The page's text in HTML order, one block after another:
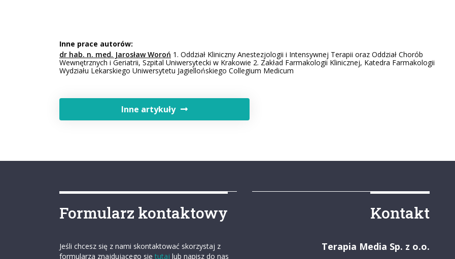
Inne prace autorów:
dr hab. n. med. Jarosław Woroń 1. Oddział Kliniczny Anestezjologii i Intensywnej Terapii oraz Oddział Chorób
Wewnętrznych i Geriatrii, Szpital Uniwersytecki w Krakowie 2. Zakład Farmakologii Klinicznej, Katedra Farmakologii
Wydziału Lekarskiego Uniwersytetu Jagiellońskiego Collegium Medicum
Inne artykuły
Formularz kontaktowy
Jeśli chcesz się z nami skontaktować skorzystaj z
formularza znajdującego się tutaj lub napisz do nas
Kontakt
Terapia Media Sp. z o.o.